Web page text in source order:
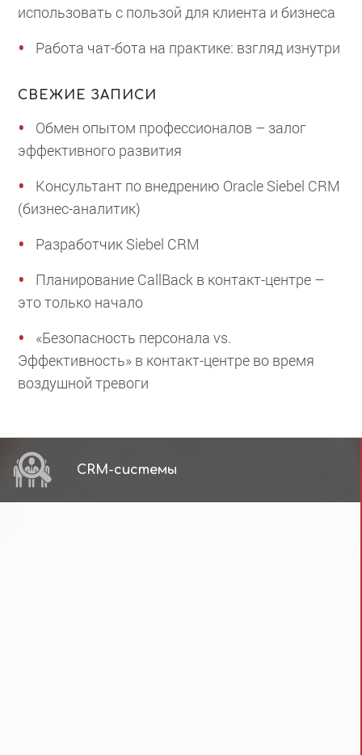
использовать с пользой для клиента и бизнеса
Работа чат-бота на практике: взгляд изнутри
СВЕЖИЕ ЗАПИСИ
Обмен опытом профессионалов – залог
эффективного развития
Консультант по внедрению Oracle Siebel CRM
(бизнес-аналитик)
Разработчик Siebel CRM
Планирование CallBack в контакт-центре –
это только начало
«Безопасность персонала vs.
Эффективность» в контакт-центре во время
воздушной тревоги
CRM-системы